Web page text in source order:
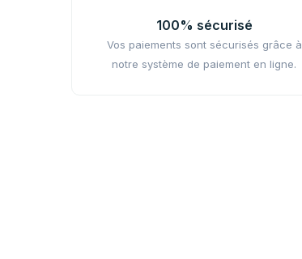
100% sécurisé
Vos paiements sont sécurisés grâce à
notre système de paiement en ligne.